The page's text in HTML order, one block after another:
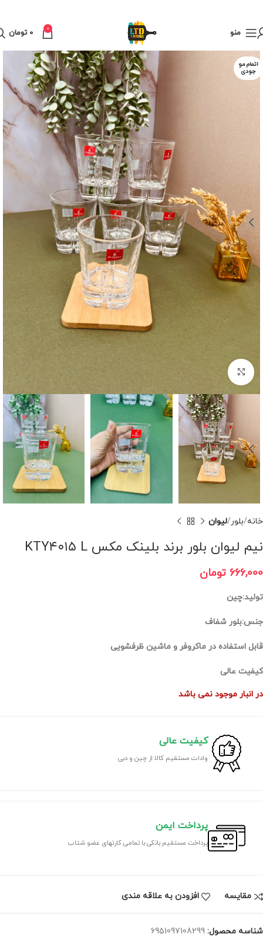
منو 0
0 تومان
اتمام مو
جودی
برای بزرگنمایی کلیک کنید
خانه بلور لیوان
نیم لیوان بلور برند بلینک مکس KTY۴۰۱۵ L
666,000 تومان
تولید:چین
جنس:بلور شفاف
قابل استفاده در ماکروفر و ماشین ظرفشویی
کیفیت عالی
در انبار موجود نمی باشد
کیفیت عالی
وادات مستقیم کالا از چین و دبی
پرداخت ایمن
پرداخت مستقیم بانکی با تمامی کارتهای عضو شتاب
مقايسه افزودن به علاقه مندی
شناسه محصول: 6951097108299